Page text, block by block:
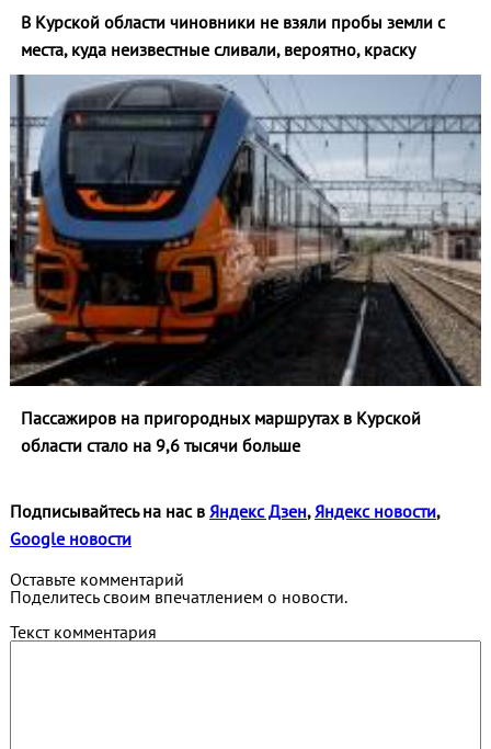
В Курской области чиновники не взяли пробы земли с
места, куда неизвестные сливали, вероятно, краску
Пассажиров на пригородных маршрутах в Курской
области стало на 9,6 тысячи больше
Подписывайтесь на нас в Яндекс Дзен,Яндекс новости,
Google новости
Оставьте комментарий
Поделитесь своим впечатлением о новости.
Текст комментария